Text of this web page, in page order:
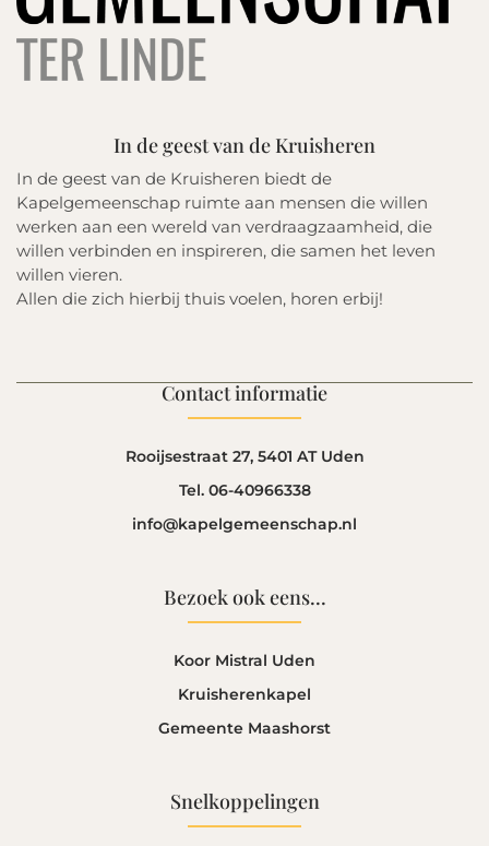
In de geest van de Kruisheren
In de geest van de Kruisheren biedt de
Kapelgemeenschap ruimte aan mensen die willen
werken aan een wereld van verdraagzaamheid, die
willen verbinden en inspireren, die samen het leven
willen vieren.
Allen die zich hierbij thuis voelen, horen erbij!
Contact informatie
Rooijsestraat 27, 5401 AT Uden
Tel. 06-40966338
info@kapelgemeenschap.nl
Bezoek ook eens...
Koor Mistral Uden
Kruisherenkapel
Gemeente Maashorst
Snelkoppelingen